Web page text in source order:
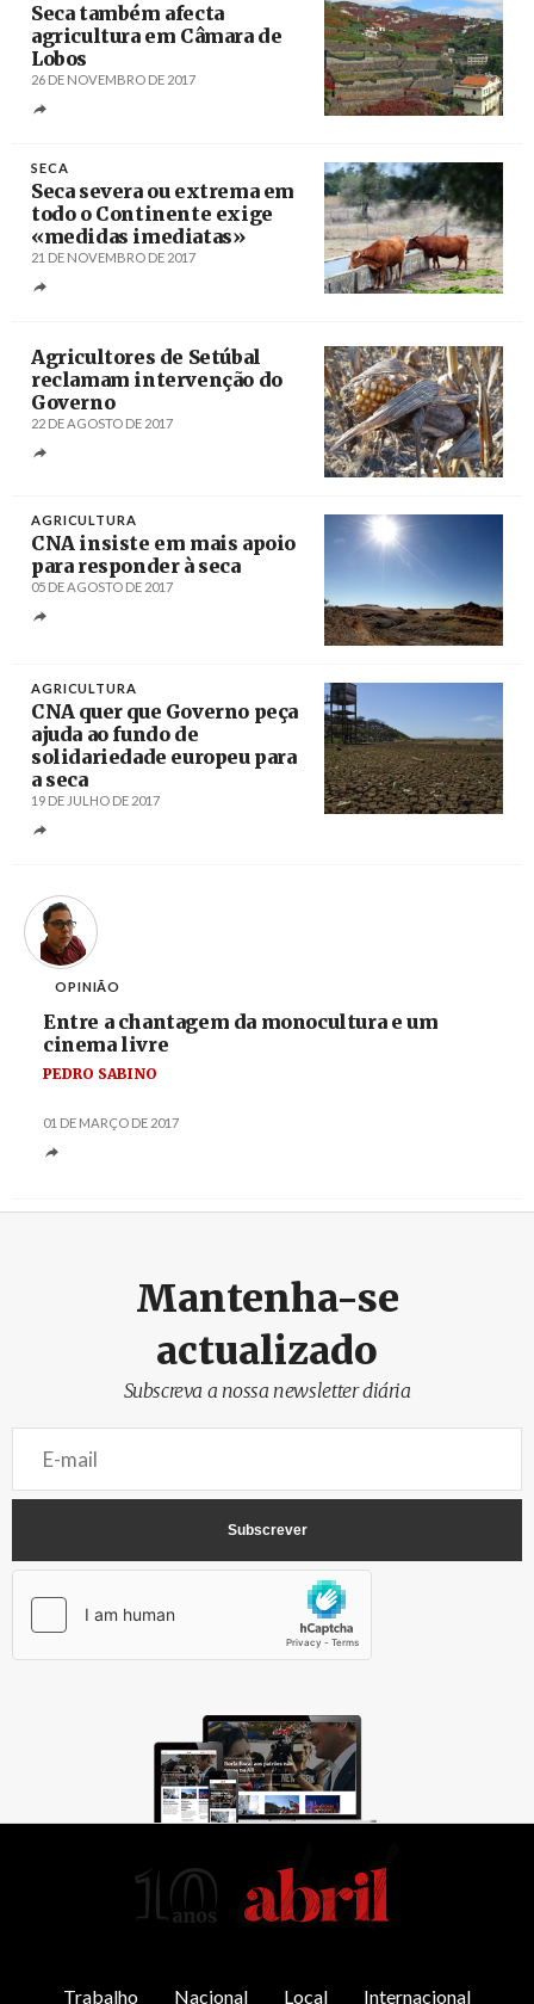
Seca também afecta
agricultura em Câmara de
Lobos
26 DE NOVEMBRO DE 2017
SECA
Seca severa ou extrema em
todo o Continente exige
«medidas imediatas»
21 DE NOVEMBRO DE 2017
Agricultores de Setúbal
reclamam intervenção do
Governo
22 DE AGOSTO DE 2017
AGRICULTURA
CNA insiste em mais apoio
para responder à seca
05 DE AGOSTO DE 2017
AGRICULTURA
CNA quer que Governo peça
ajuda ao fundo de
solidariedade europeu para
a seca
19 DE JULHO DE 2017
OPINIÃO
Entre a chantagem da monocultura e um
cinema livre
PEDRO SABINO
01 DE MARÇO DE 2017
Mantenha-se
actualizado
Subscreva a nossa newsletter diária
Trabalho Nacional Local Internacional